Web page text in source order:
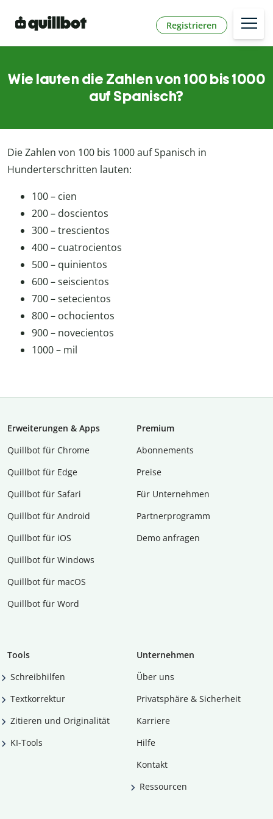
Registrieren
Wie lauten die Zahlen von 100 bis 1000
auf Spanisch?
Die Zahlen von 100 bis 1000 auf Spanisch in
Hunderterschritten lauten:
100 – cien
200 – doscientos
300 – trescientos
400 – cuatrocientos
500 – quinientos
600 – seiscientos
700 – setecientos
800 – ochocientos
900 – novecientos
1000 – mil
Erweiterungen & Apps
Quillbot für Chrome
Quillbot für Edge
Quillbot für Safari
Quillbot für Android
Quillbot für iOS
Quillbot für Windows
Quillbot für macOS
Quillbot für Word
Premium
Abon­ne­ments
Preise
Für Unternehmen
Partnerprogramm
Demo anfragen
Tools
Schreibhilfen
Textkorrektur
Zitieren und Originalität
KI-Tools
Unternehmen
Über uns
Privatsphäre & Sicherheit
Karriere
Hilfe
Kontakt
Ressourcen